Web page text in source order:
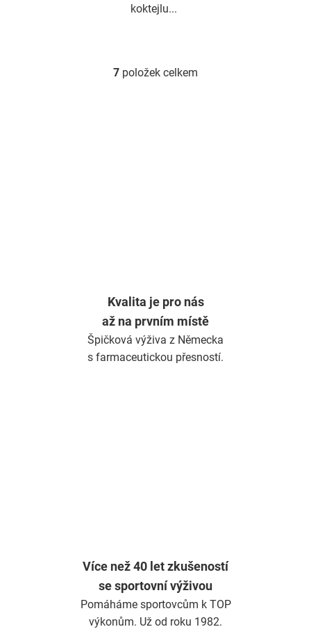
koktejlu...
O
p
i
s
u
7 položek celkem
Kvalita je pro nás
až na prvním místě
Špičková výživa z Německa
s farmaceutickou přesností.
Více než 40 let zkušeností
se sportovní výživou
Pomáháme sportovcům k TOP
výkonům. Už od roku 1982.